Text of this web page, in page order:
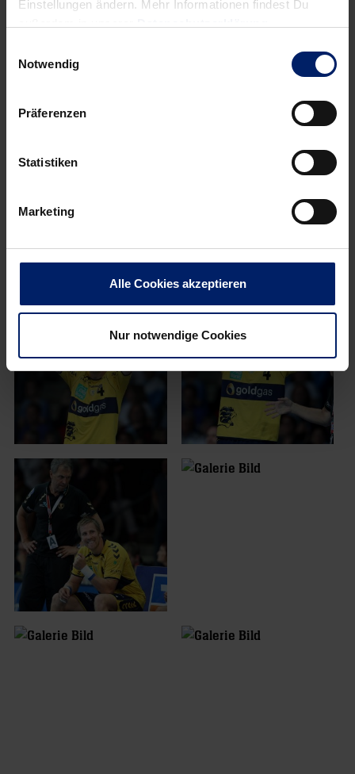
Einstellungen ändern. Mehr Informationen findest Du
Notwendig
Präferenzen
Statistiken
Marketing
Alle Cookies akzeptieren
Nur notwendige Cookies